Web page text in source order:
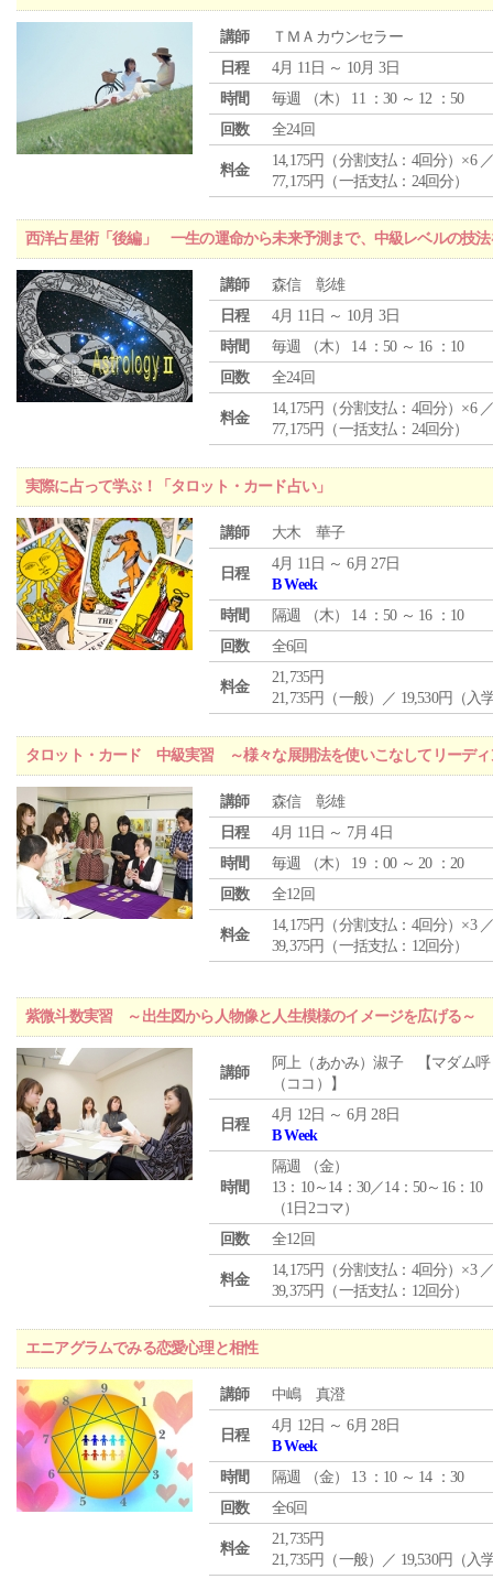
講師
ＴＭＡカウンセラー
日程
4月 11日 ～ 10月 3日
時間
毎週 （木） 11 ：30 ～ 12 ：50
回数
全24回
料金
14,175円（分割支払：4回分）×6
77,175円（一括支払：24回分）
西洋占星術「後編」 一生の運命から未来予測まで、中級レベルの技法
講師
森信 彰雄
日程
4月 11日 ～ 10月 3日
時間
毎週 （木） 14 ：50 ～ 16 ：10
回数
全24回
料金
14,175円（分割支払：4回分）×6
77,175円（一括支払：24回分）
実際に占って学ぶ！「タロット・カード占い」
講師 大木 華子
日程
4月 11日 ～ 6月 27日
B Week
時間
隔週 （木） 14 ：50 ～ 16 ：10
回数
全6回
料金
21,735円
21,735円（一般）／ 19,530円（入
タロット・カード 中級実習 ～様々な展開法を使いこなしてリーディ
講師
森信 彰雄
日程
4月 11日 ～ 7月 4日
時間
毎週 （木） 19 ：00 ～ 20 ：20
回数
全12回
料金
14,175円（分割支払：4回分）×3
39,375円（一括支払：12回分）
紫微斗数実習 ～出生図から人物像と人生模様のイメージを広げる～
講師
阿上（あかみ）淑子 【マダム呼
（ココ）】
日程
4月 12日 ～ 6月 28日
B Week
時間
隔週 （金）
13：10～14：30／14：50～16：10
（1日2コマ）
回数
全12回
料金
14,175円（分割支払：4回分）×3
39,375円（一括支払：12回分）
エニアグラムでみる恋愛心理と相性
講師 中嶋 真澄
日程
4月 12日 ～ 6月 28日
B Week
時間
隔週 （金） 13 ：10 ～ 14 ：30
回数
全6回
料金
21,735円
21,735円（一般）／ 19,530円（入